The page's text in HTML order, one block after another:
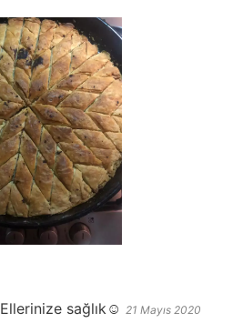
Ellerinize sağlık☺️ 21 Mayıs 2020